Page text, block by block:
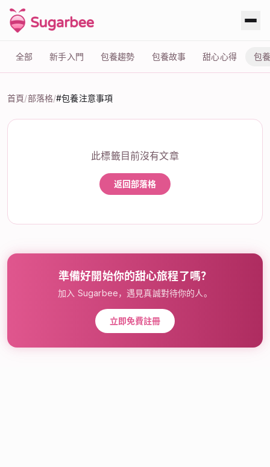
全部 新手入門 包養趨勢 包養故事 甜心心得 包
首頁/部落格/#包養注意事項
此標籤目前沒有文章
返回部落格
準備好開始你的甜心旅程了嗎？
加入 Sugarbee，遇見真誠對待你的人。
立即免費註冊